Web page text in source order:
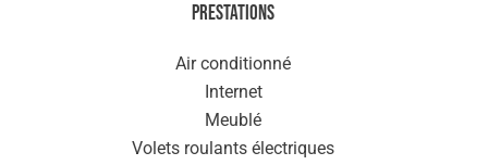
Prestations
Air conditionné
Internet
Meublé
Volets roulants électriques